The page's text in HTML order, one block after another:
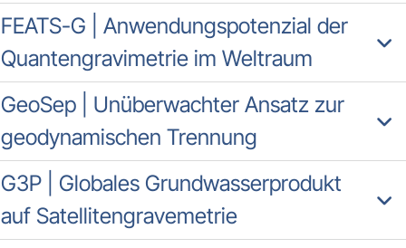
FEATS-G | Anwendungspotenzial der
Quantengravimetrie im Weltraum
GeoSep | Unüberwachter Ansatz zur
geodynamischen Trennung
G3P | Globales Grundwasserprodukt
auf Satellitengravemetrie